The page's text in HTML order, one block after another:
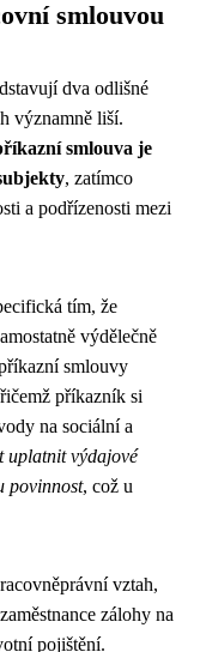
smlouvou
dva odlišné
významně liší.
smlouva je
, zatímco
a podřízenosti mezi
tím, že
výdělečně
smlouvy
příkazník si
na sociální a
uplatnit výdajové
povinnost, což u
vztah,
zálohy na
pojištění.